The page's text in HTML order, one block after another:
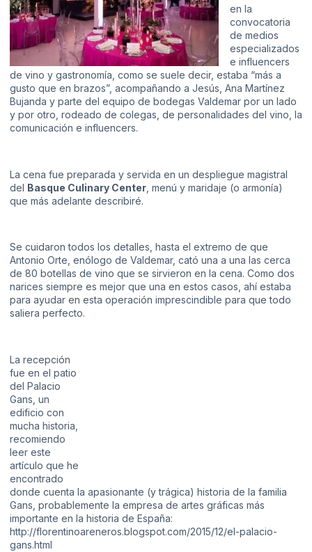
en la
convocatoria
de medios
especializados
e influencers
de vino y gastronomía, como se suele decir, estaba “más a
gusto que en brazos”, acompañando a Jesús, Ana Martínez
Bujanda y parte del equipo de bodegas Valdemar por un lado
y por otro, rodeado de colegas, de personalidades del vino, la
comunicación e influencers.
La cena fue preparada y servida en un despliegue magistral
del Basque Culinary Center , menú y maridaje (o armonía)
que más adelante describiré.
Se cuidaron todos los detalles, hasta el extremo de que
Antonio Orte, enólogo de Valdemar, cató una a una las cerca
de 80 botellas de vino que se sirvieron en la cena. Como dos
narices siempre es mejor que una en estos casos, ahí estaba
para ayudar en esta operación imprescindible para que todo
saliera perfecto.
La recepción
fue en el patio
del Palacio
Gans, un
edificio con
mucha historia,
recomiendo
leer este
artículo que he
encontrado
donde cuenta la apasionante (y trágica) historia de la familia
Gans, probablemente la empresa de artes gráficas más
importante en la historia de España:
http://florentinoareneros.blogspot.com/2015/12/el-palacio-
gans.html